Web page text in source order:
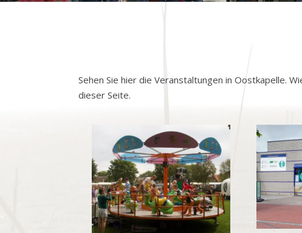
Sehen Sie hier die Veranstaltungen in Oostkapelle.
dieser Seite.